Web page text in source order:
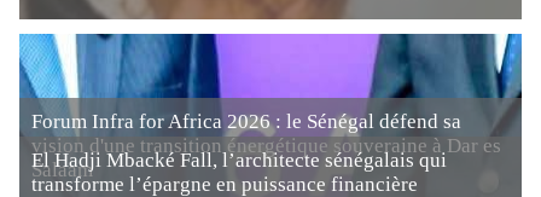
Forum Infra for Africa 2026 : le Sénégal défend sa
vision d'une transition énergétique souveraine à Dar es
Salaam
El Hadji Mbacké Fall, l’architecte sénégalais qui
transforme l’épargne en puissance financière